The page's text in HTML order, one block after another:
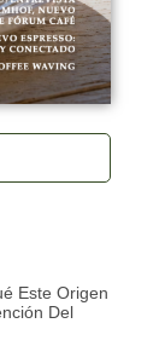
Este Origen
Del